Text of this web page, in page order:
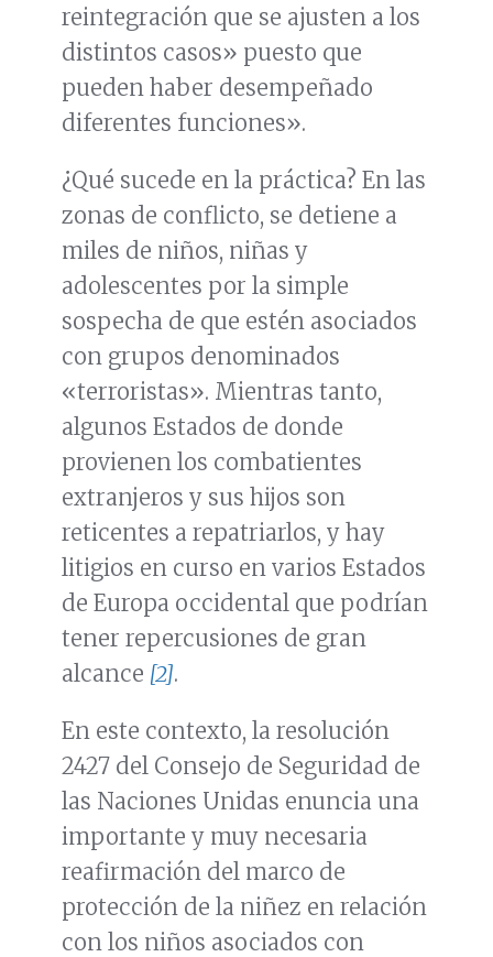
reintegración que se ajusten a los
distintos casos» puesto que
pueden haber desempeñado
diferentes funciones».
¿Qué sucede en la práctica? En las
zonas de conflicto, se detiene a
miles de niños, niñas y
adolescentes por la simple
sospecha de que estén asociados
con grupos denominados
«terroristas». Mientras tanto,
algunos Estados de donde
provienen los combatientes
extranjeros y sus hijos son
reticentes a repatriarlos, y hay
litigios en curso en varios Estados
de Europa occidental que podrían
tener repercusiones de gran
alcance [2].
En este contexto, la resolución
2427 del Consejo de Seguridad de
las Naciones Unidas enuncia una
importante y muy necesaria
reafirmación del marco de
protección de la niñez en relación
con los niños asociados con